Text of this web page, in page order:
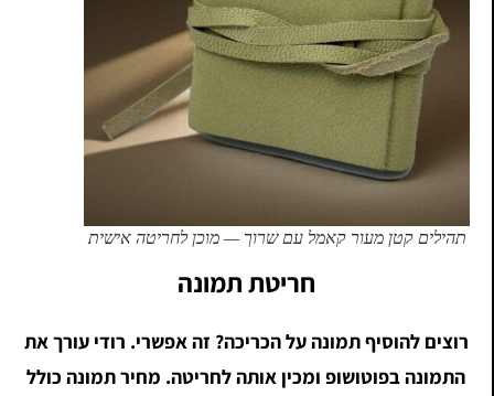
תהילים קטן מעור קאמל עם שרוך — מוכן לחריטה אישית
חריטת תמונה
רוצים להוסיף תמונה על הכריכה? זה אפשרי. רודי עורך את
התמונה בפוטושופ ומכין אותה לחריטה. מחיר תמונה כולל